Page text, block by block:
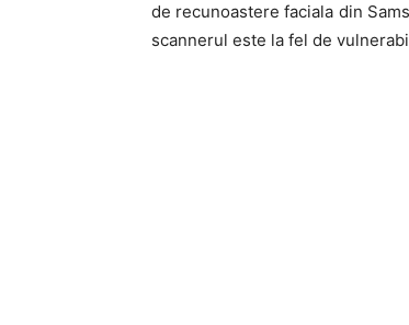
de recunoastere faciala din
scannerul este la fel de